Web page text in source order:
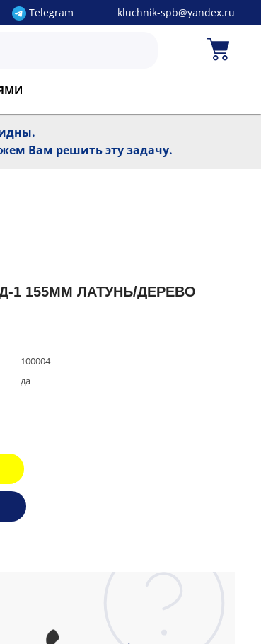
Telegram kluchnik-spb@yandex.ru
Вам решить эту задачу.
1 155ММ ЛАТУНЬ/ДЕРЕВО
100004
да